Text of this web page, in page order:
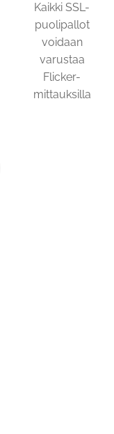
Kaikki SSL-
puolipallot
voidaan
varustaa
Flicker-
mittauksilla